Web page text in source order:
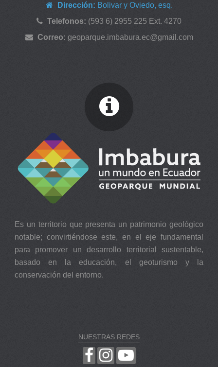
Dirección: Bolivar y Oviedo, esq.
Telefonos: (593 6) 2955 225 Ext. 4270
Correo: geoparque.imbabura.ec@gmail.com
Es un territorio que presenta un patrimonio geológico
notable; convirtiéndose este, en el eje fundamental
para promover un desarrollo territorial sustentable,
basado en la educación, el geoturismo y la
conservación del entorno.
NUESTRAS REDES